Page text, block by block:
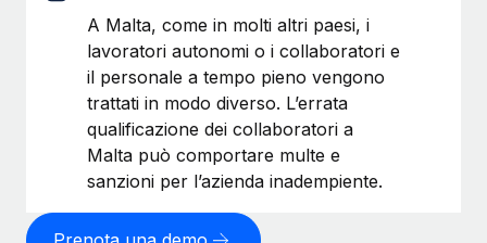
A Malta, come in molti altri paesi, i
lavoratori autonomi o i collaboratori e
il personale a tempo pieno vengono
trattati in modo diverso. L’errata
qualificazione dei collaboratori a
Malta può comportare multe e
sanzioni per l’azienda inadempiente.